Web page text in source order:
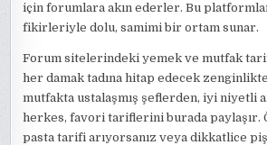
için forumlara akın ederler. Bu
fikirleriyle dolu, samimi bir ortam sunar.
Forum sitelerindeki yemek ve mutfak
her damak tadına hitap edecek
mutfakta ustalaşmış şeflerden, iyi niyetli
herkes, favori tariflerini burada paylaşır.
pasta tarifi arıyorsanız veya dikkatlice